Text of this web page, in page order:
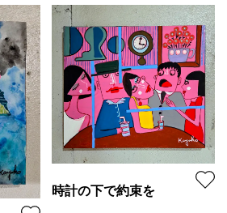
時計の下で約束を